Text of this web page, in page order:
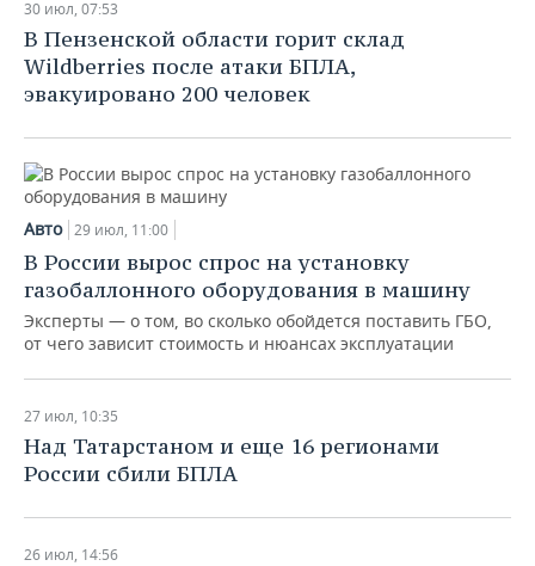
30 июл, 07:53
В Пензенской области горит склад
Wildberries после атаки БПЛА,
эвакуировано 200 человек
Авто 29 июл, 11:00
В России вырос спрос на установку
газобаллонного оборудования в машину
Эксперты — о том, во сколько обойдется поставить ГБО,
от чего зависит стоимость и нюансах эксплуатации
27 июл, 10:35
Над Татарстаном и еще 16 регионами
России сбили БПЛА
26 июл, 14:56